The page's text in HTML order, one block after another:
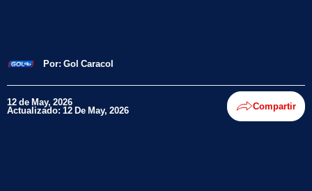
Por: Gol Caracol
12 de May, 2026
Actualizado: 12 De May, 2026 Compartir